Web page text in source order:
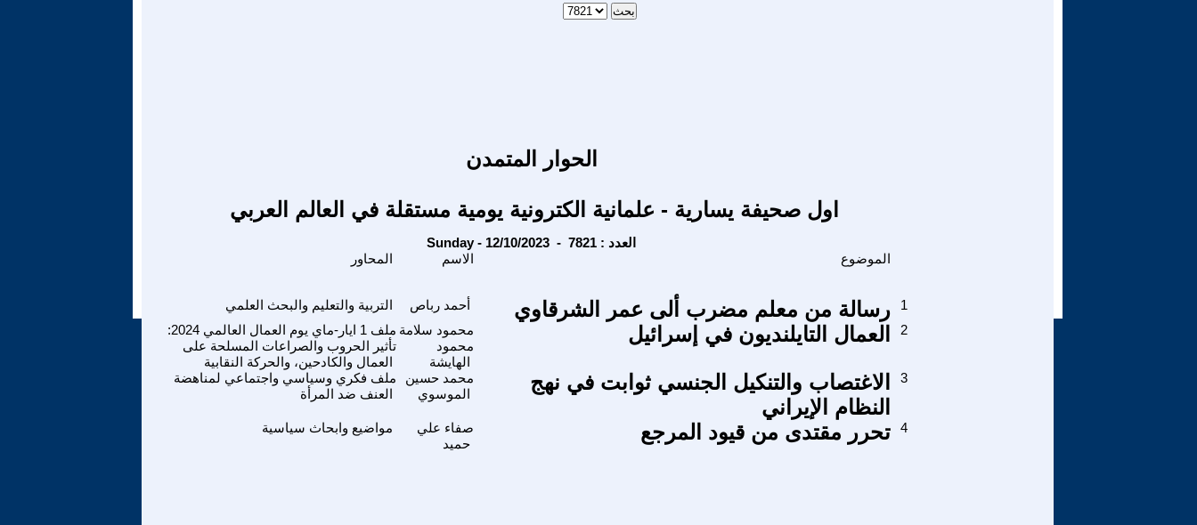
الحوار المتمدن
اول صحيفة يسارية - علمانية الكترونية يومية مستقلة في العالم العربي
Sunday - 12/10/2023 - العدد : 7821
الاسم الموضوع
التربية والتعليم والبحث العلمي أحمد رباص رسالة من معلم مضرب ألى عمر الشرقاوي
1
ملف 1 ايار-ماي يوم العمال العالمي 2024:
تأثير الحروب والصراعات المسلحة على
العمال والكادحين، والحركة النقابية
محمود سلامة
محمود
الهايشة
العمال التايلنديون في إسرائيل 2
ملف فكري وسياسي واجتماعي لمناهضة
العنف ضد المرأة
محمد حسين
الموسوي
الاغتصاب والتنكيل الجنسي ثوابت في نهج
النظام الإيراني
3
مواضيع وابحاث سياسية
صفاء علي
حميد
تحرر مقتدى من قيود المرجع 4